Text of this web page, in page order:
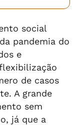
social
pandemia do
e
de casos
A grande
sem
já que a